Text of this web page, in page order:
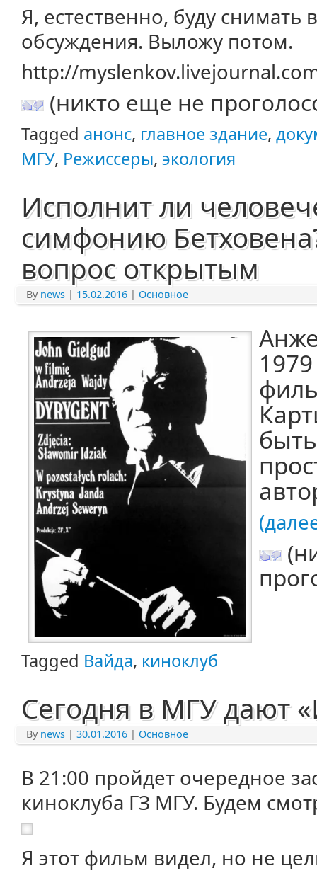
Я, естественно, буду снимать
обсуждения. Выложу потом.
http://
(никто еще не
Tagged анонс, главное здание,
МГУ, Режиссеры, экология
Исполнит ли
симфонию
вопрос открытым
By news | 15.02.2016 | Основное
Tagged Вайда, киноклуб
Сегодня в МГУ дают
By news | 30.01.2016 | Основное
В 21:00 пройдет очередное
киноклуба ГЗ МГУ. Будем
Я этот фильм видел, но не